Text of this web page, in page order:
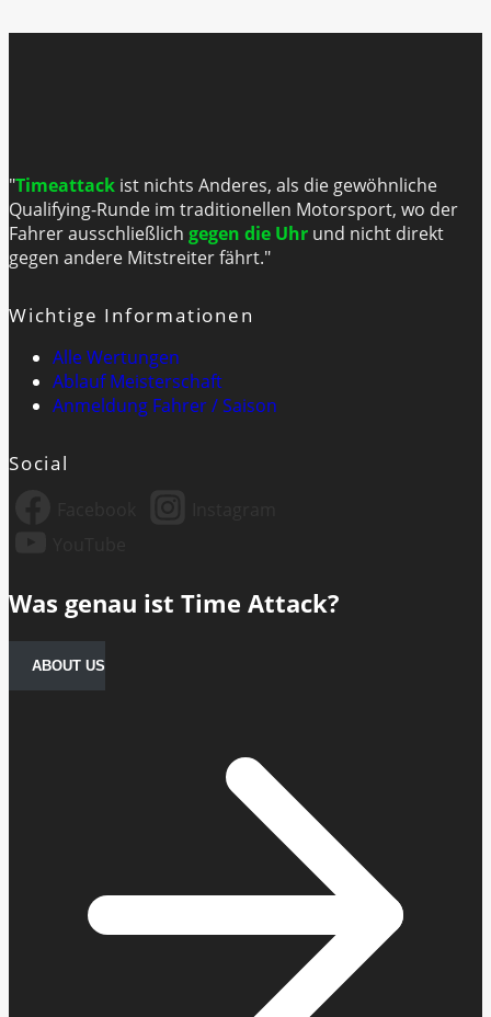
"Timeattack ist nichts Anderes, als die gewöhnliche
Qualifying-Runde im traditionellen Motorsport, wo der
Fahrer ausschließlich gegen die Uhr und nicht direkt
gegen andere Mitstreiter fährt."
Wichtige Informationen
Alle Wertungen
Ablauf Meisterschaft
Anmeldung Fahrer / Saison
Social
Was genau ist Time Attack?
ABOUT US